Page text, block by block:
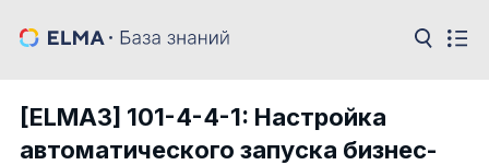
[ELMA3] 101-4-4-1: Настройка
автоматического запуска бизнес-